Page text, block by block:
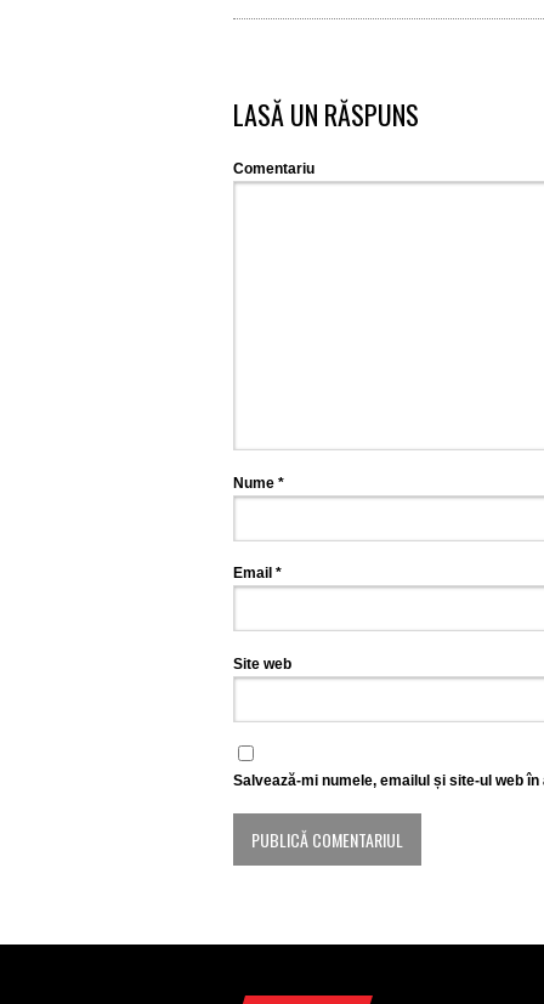
LASĂ UN RĂSPUNS
Comentariu
Nume *
Email *
Site web
Salvează-mi numele, emailul și site-ul web